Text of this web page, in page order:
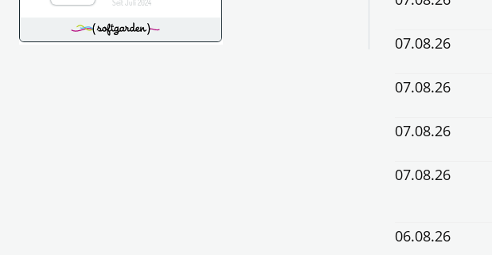
07.08.26
07.08.26
07.08.26
07.08.26
06.08.26